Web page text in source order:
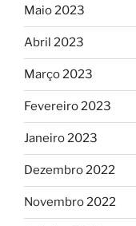
Maio 2023
Abril 2023
Março 2023
Fevereiro 2023
Janeiro 2023
Dezembro 2022
Novembro 2022